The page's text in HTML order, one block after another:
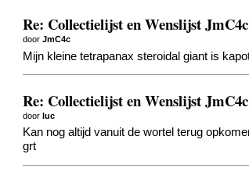
Re: Collectielijst en Wenslijst JmC4c
doorJmC4c
Mijn kleine tetrapanax steroidal giant is
Re: Collectielijst en Wenslijst JmC4c
doorluc
Kan nog altijd vanuit de wortel terug
grt